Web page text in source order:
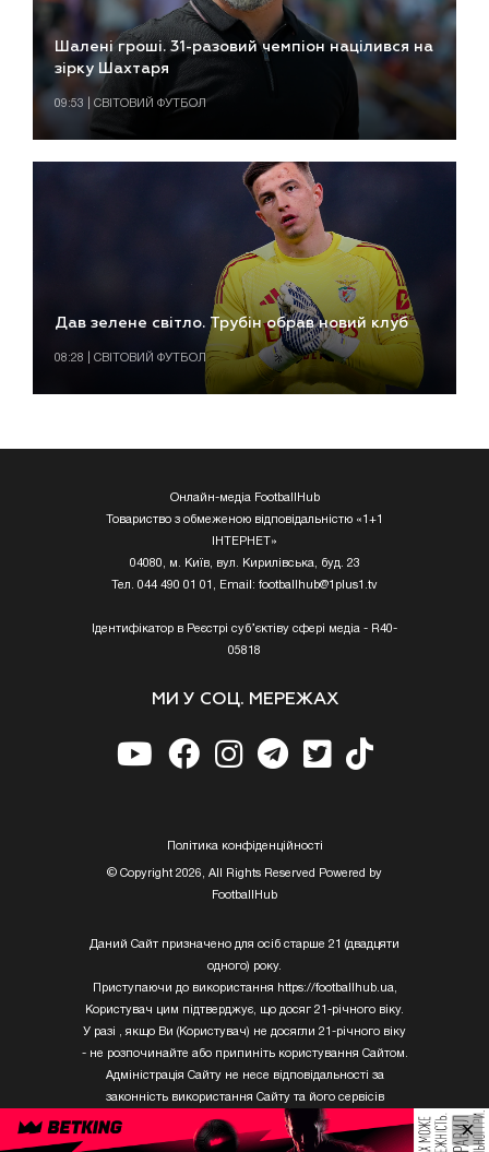
Шалені гроші. 31-разовий чемпіон націлився на
зірку Шахтаря
09:53 | СВІТОВИЙ ФУТБОЛ
Дав зелене світло. Трубін обрав новий клуб
08:28 | СВІТОВИЙ ФУТБОЛ
Онлайн-медіа FootballHub
Товариство з обмеженою відповідальністю «1+1
ІНТЕРНЕТ»
04080, м. Київ, вул. Кирилівська, буд. 23
Тел. 044 490 01 01, Email: footballhub@1plus1.tv
Ідентифікатор в Реєстрі суб’єктіву сфері медіа - R40-
05818
МИ У СОЦ. МЕРЕЖАХ
Полiтика конфiденцiйностi
© Copyright 2026, All Rights Reserved Powered by
FootballHub
Даний Сайт призначено для осіб старше 21 (двадцяти
одного) року.
Приступаючи до використання https://footballhub.ua,
Користувач цим підтверджує, що досяг 21-річного віку.
У разі , якщо Ви (Користувач) не досягли 21-річного віку
- не розпочинайте або припиніть користування Сайтом.
Адміністрація Сайту не несе відповідальності за
законність використання Сайту та його сервісів
Користувачем, який не досяг 21-річного віку.
×